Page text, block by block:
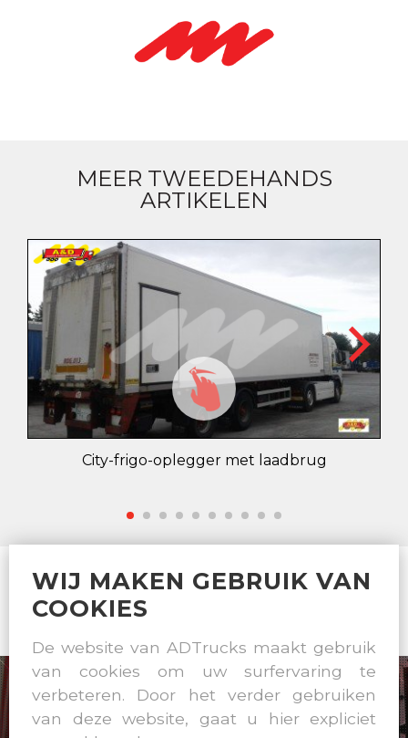
WIJ MAKEN GEBRUIK VAN
COOKIES
De website van ADTrucks maakt gebruik
van cookies om uw surfervaring te
verbeteren. Door het verder gebruiken
van deze website, gaat u hier expliciet
MEER TWEEDEHANDS
ARTIKELEN
City-frigo-oplegger met laadbrug
ALLE TRAILEROPBOUW EN CONSTRUCTIES IN
EIGEN WERKPLAATS